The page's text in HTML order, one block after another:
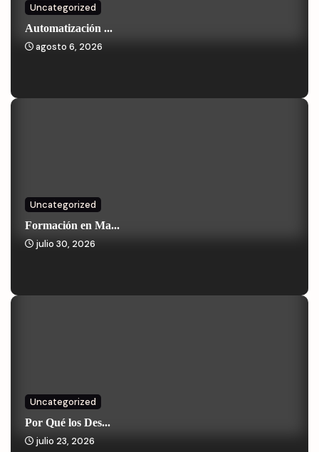
Uncategorized
Automatización ...
agosto 6, 2026
Uncategorized
Formación en Ma...
julio 30, 2026
Uncategorized
Por Qué los Des...
julio 23, 2026